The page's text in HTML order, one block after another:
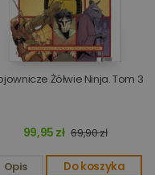
Żółwie Ninja. Tom 3
99,95 zł 69,90 zł
Opis Do koszyka